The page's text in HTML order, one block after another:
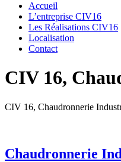
Accueil
L’entreprise CIV16
Les Réalisations CIV16
Localisation
Contact
CIV 16,
CIV 16, Chaudronnerie
Chaudronnerie